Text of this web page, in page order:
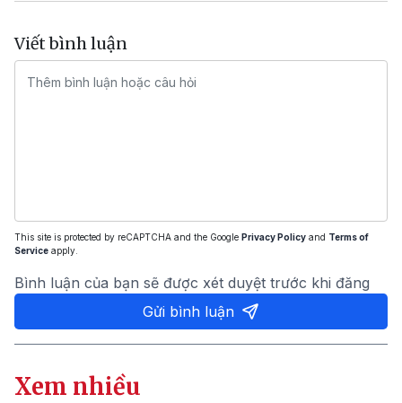
Viết bình luận
This site is protected by reCAPTCHA and the Google Privacy Policy and Terms of
Service apply.
Bình luận của bạn sẽ được xét duyệt trước khi đăng
Gửi bình luận
Xem nhiều